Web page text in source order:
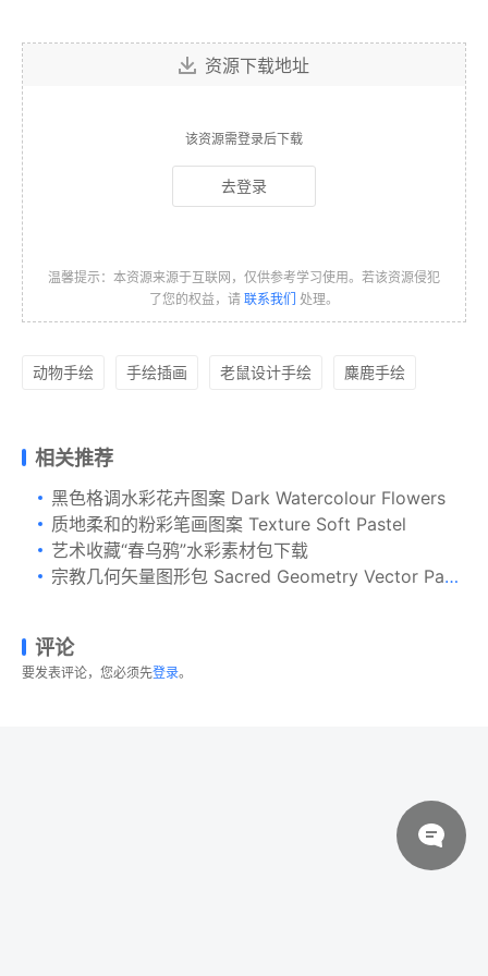
资源下载地址
该资源需登录后下载
去登录
温馨提示：本资源来源于互联网，仅供参考学习使用。若该资源侵犯
了您的权益，请 联系我们 处理。
动物手绘 手绘插画 老鼠设计手绘 麋鹿手绘
相关推荐
黑色格调水彩花卉图案 Dark Watercolour Flowers
质地柔和的粉彩笔画图案 Texture Soft Pastel
艺术收藏“春乌鸦”水彩素材包下载
宗教几何矢量图形包 Sacred Geometry Vector Pack Vol. 1
评论
要发表评论，您必须先登录。